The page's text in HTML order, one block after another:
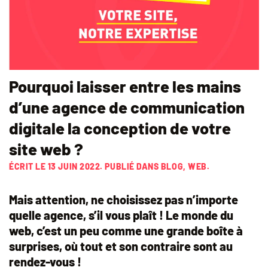
Pourquoi laisser entre les mains
d’une agence de communication
digitale la conception de votre
site web ?
ÉCRIT LE 13 JUIN 2022. PUBLIÉ DANS BLOG,WEB.
Mais attention, ne choisissez pas n’importe
quelle agence, s’il vous plaît ! Le monde du
web, c’est un peu comme une grande boîte à
surprises, où tout et son contraire sont au
rendez-vous !